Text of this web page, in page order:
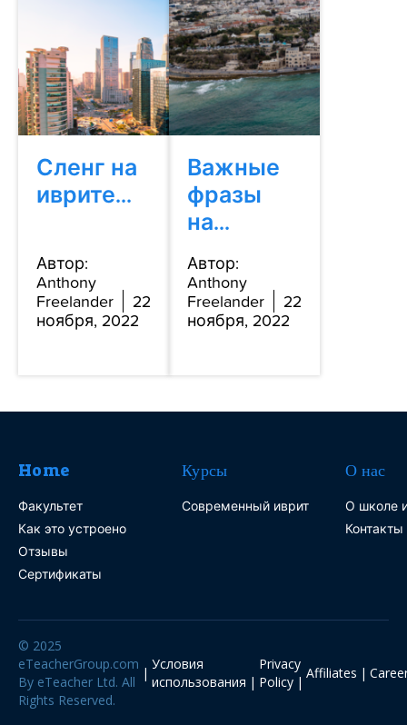
Сленг на
иврите...
Автор:
Anthony
Freelander
22
ноября, 2022
Важные
фразы
на...
Автор:
Anthony
Freelander
22
ноября, 2022
Home
Факультет
Как это устроено
Отзывы
Сертификаты
Курсы
Современный иврит
О нас
О школе
Контакты
© 2025
eTeacherGroup.com
By eTeacher Ltd. All
Rights Reserved.
Условия
использования
Privacy
Policy
Affiliates